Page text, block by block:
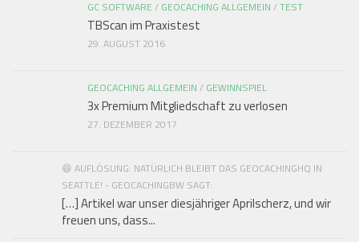
GC SOFTWARE / GEOCACHING ALLGEMEIN /TEST
TBScan im Praxistest
29. AUGUST 2016
GEOCACHING ALLGEMEIN / GEWINNSPIEL
3x Premium Mitgliedschaft zu verlosen
27. DEZEMBER 2017
😄 AUFLÖSUNG: NATÜRLICH BLEIBT DAS GEOCACHINGHQ IN
SEATTLE! - GEOCACHINGBW SAGT:
[…] Artikel war unser diesjähriger Aprilscherz, und wir
freuen uns, dass...